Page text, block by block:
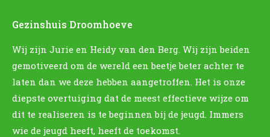
Gezinshuis Droomhoeve
Wij zijn Jurie en Heidy van den Berg. Wij zijn beiden
gemotiveerd om de wereld een beetje beter achter te
laten dan we deze hebben aangetroffen. Het is onze
diepste overtuiging dat de meest effectieve wijze om
dit te realiseren is te beginnen bij de jeugd. Immers
wie de jeugd heeft, heeft de toekomst.